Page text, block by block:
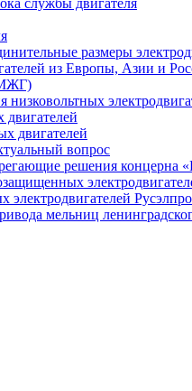
службы двигателя
размеры
из Европы, Азии и
двигателей
двигателей
вопрос
решения концерна
мельниц